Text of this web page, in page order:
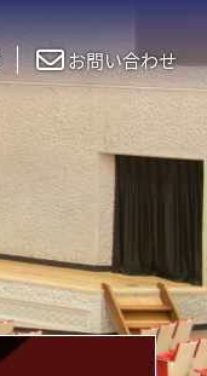
お問い合わせ